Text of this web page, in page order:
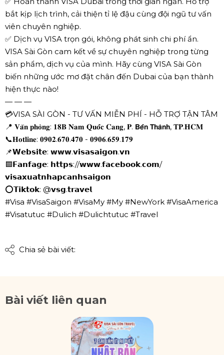
bắt kịp lịch trình, cải thiện tỉ lệ đậu cùng đội ngũ tư vấn
viên chuyên nghiệp.
✅ Dịch vụ VISA trọn gói, không phát sinh chi phí ẩn.
VISA Sài Gòn cam kết về sự chuyên nghiệp trong từng
sản phẩm, dịch vụ của mình. Hãy cùng VISA Sài Gòn
biến những ước mơ đặt chân đến Dubai của bạn thành
hiện thực nào!
— — —
💳VISA SÀI GÒN - TƯ VẤN MIỄN PHÍ - HỖ TRỢ TẬN TÂM
📍 𝐕𝐚̆𝐧 𝐩𝐡𝐨̀𝐧𝐠: 𝟏𝟖𝐁 𝐍𝐚𝐦 𝐐𝐮𝐨̂́𝐜 𝐂𝐚𝐧𝐠, 𝐏. 𝗕𝗲̂́𝗻 𝗧𝗵𝗮̀𝗻𝗵, 𝐓𝐏.𝐇𝐂𝐌
📞𝐇𝐨𝐭𝐥𝐢𝐧𝐞: 𝟎𝟗𝟎𝟐.𝟔𝟕𝟎.𝟒𝟕𝟎 - 𝟎𝟗𝟎𝟔.𝟔𝟓𝟗.𝟏𝟕𝟗
📌𝗪𝗲𝗯𝘀𝗶𝘁𝗲: 𝘄𝘄𝘄.𝘃𝗶𝘀𝗮𝘀𝗮𝗶𝗴𝗼𝗻.𝘃𝗻
🟦𝗙𝗮𝗻𝗳𝗮𝗴𝗲: 𝗵𝘁𝘁𝗽𝘀://𝘄𝘄𝘄.𝗳𝗮𝗰𝗲𝗯𝗼𝗼𝗸.𝗰𝗼𝗺/
𝘃𝗶𝘀𝗮𝘅𝘂𝗮𝘁𝗻𝗵𝗮𝗽𝗰𝗮𝗻𝗵𝘀𝗮𝗶𝗴𝗼𝗻
⭕𝗧𝗶𝗸𝘁𝗼𝗸: @𝘃𝘀𝗴.𝘁𝗿𝗮𝘃𝗲𝗹
#Visa #VisaSaigon #VisaMy #My #NewYork #VisaAmerica
#Visatutuc #Dulich #Dulichtutuc #Travel
Chia sẻ bài viết:
Bài viết liên quan